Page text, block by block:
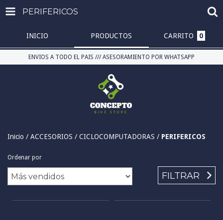
PERIFERICOS
INICIO PRODUCTOS CARRITO 0
ENVIOS A TODO EL PAIS /// ASESORAMIENTO POR WHATSAPP
Inicio / ACCESORIOS / CICLOCOMPUTADORAS / PERIFERICOS
Ordenar por
FILTRAR